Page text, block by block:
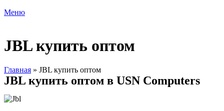
Меню
JBL купить оптом
Главная » JBL купить оптом
JBL купить оптом в USN Computers